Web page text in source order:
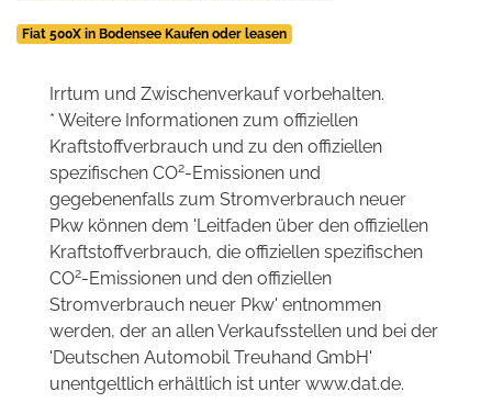
Fiat 500X in Bodensee Kaufen oder leasen
Irrtum und Zwischenverkauf vorbehalten.
* Weitere Informationen zum offiziellen
Kraftstoffverbrauch und zu den offiziellen
spezifischen CO2-Emissionen und
gegebenenfalls zum Stromverbrauch neuer
Pkw können dem 'Leitfaden über den offiziellen
Kraftstoffverbrauch, die offiziellen spezifischen
CO2-Emissionen und den offiziellen
Stromverbrauch neuer Pkw' entnommen
werden, der an allen Verkaufsstellen und bei der
'Deutschen Automobil Treuhand GmbH'
unentgeltlich erhältlich ist unter www.dat.de.